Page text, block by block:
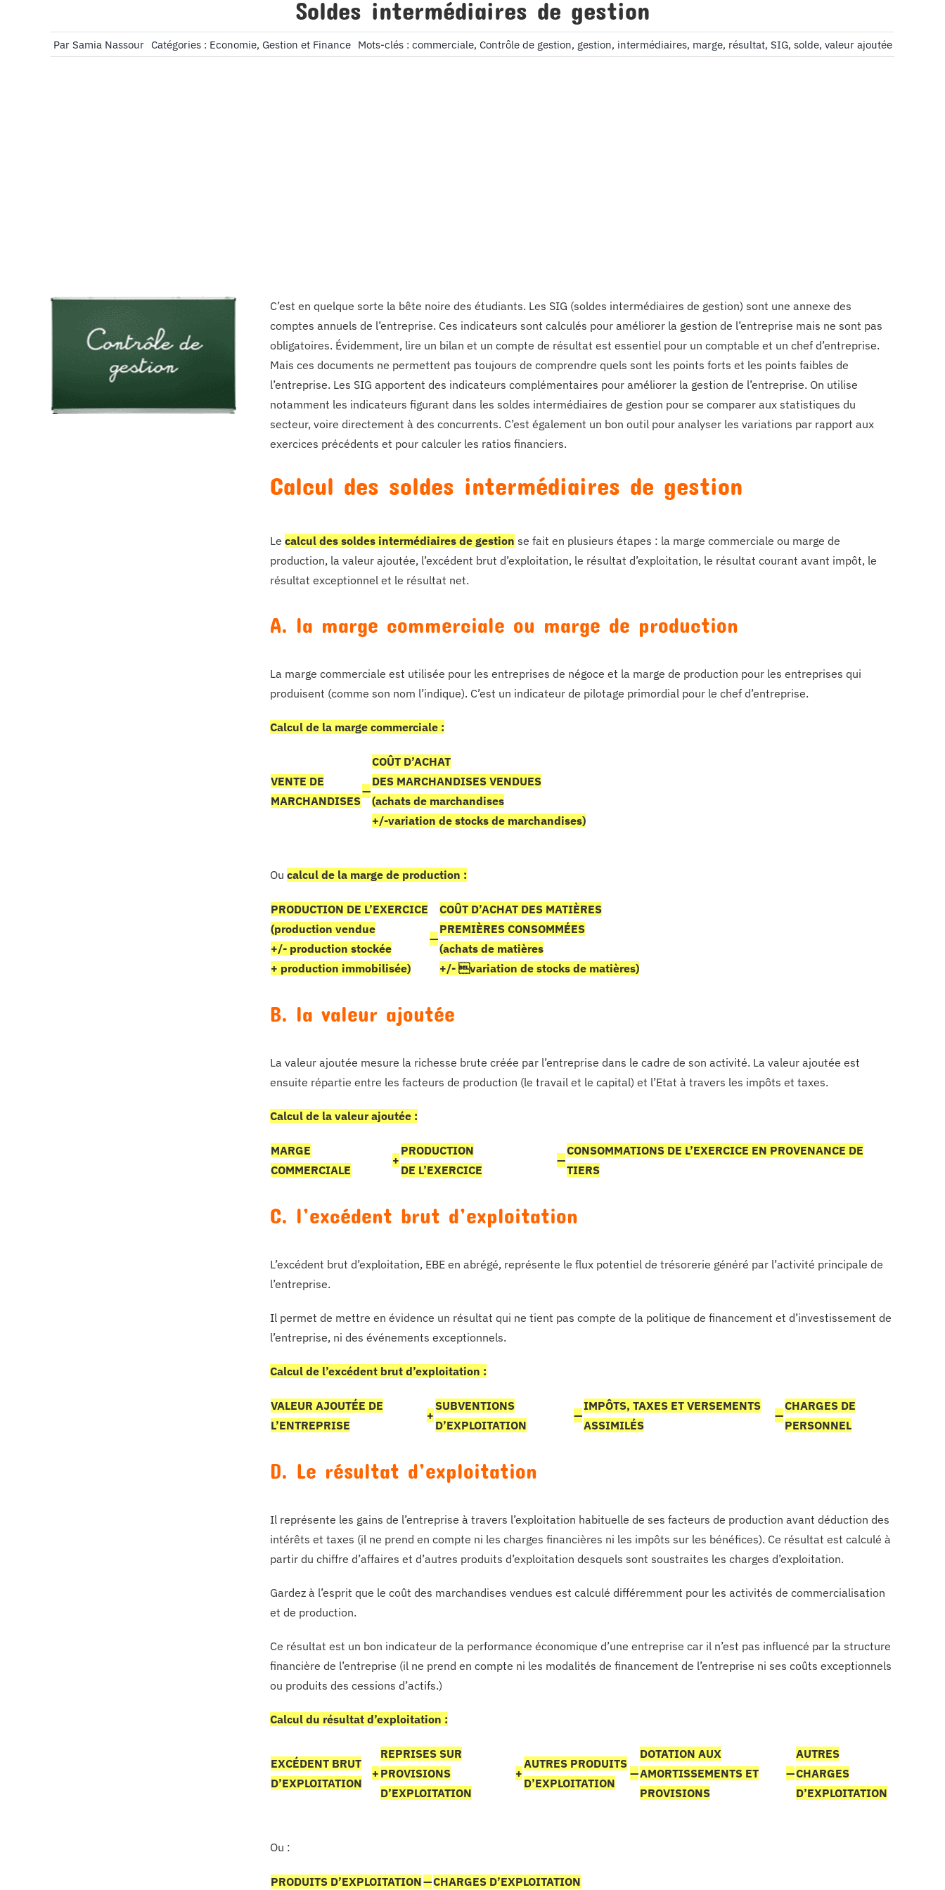
Soldes intermédiaires de gestion
Par Samia Nassour Catégories : Economie, Gestion et Finance Mots-clés : commerciale, Contrôle de gestion, gestion, intermédiaires, marge, résultat, SIG, solde, valeur ajoutée
C’est en quelque sorte la bête noire des étudiants. Les SIG (soldes intermédiaires de gestion) sont une annexe des
comptes annuels de l’entreprise. Ces indicateurs sont calculés pour améliorer la gestion de l’entreprise mais ne sont pas
obligatoires. Évidemment, lire un bilan et un compte de résultat est essentiel pour un comptable et un chef d’entreprise.
Mais ces documents ne permettent pas toujours de comprendre quels sont les points forts et les points faibles de
l’entreprise. Les SIG apportent des indicateurs complémentaires pour améliorer la gestion de l’entreprise. On utilise
notamment les indicateurs figurant dans les soldes intermédiaires de gestion pour se comparer aux statistiques du
secteur, voire directement à des concurrents. C’est également un bon outil pour analyser les variations par rapport aux
exercices précédents et pour calculer les ratios financiers.
Calcul des soldes intermédiaires de gestion
Le calcul des soldes intermédiaires de gestion se fait en plusieurs étapes : la marge commerciale ou marge de
production, la valeur ajoutée, l’excédent brut d’exploitation, le résultat d’exploitation, le résultat courant avant impôt, le
résultat exceptionnel et le résultat net.
A. la marge commerciale ou marge de production
La marge commerciale est utilisée pour les entreprises de négoce et la marge de production pour les entreprises qui
produisent (comme son nom l’indique). C’est un indicateur de pilotage primordial pour le chef d’entreprise.
Calcul de la marge commerciale :
VENTE DE
MARCHANDISES
—
COÛT D’ACHAT
DES MARCHANDISES VENDUES
(achats de marchandises
+/-variation de stocks de marchandises)
Ou calcul de la marge de production :
PRODUCTION DE L’EXERCICE
(production vendue
+/- production stockée
+ production immobilisée)
—
COÛT D’ACHAT DES MATIÈRES
PREMIÈRES CONSOMMÉES
(achats de matières
+/- variation de stocks de matières)
B. la valeur ajoutée
La valeur ajoutée mesure la richesse brute créée par l’entreprise dans le cadre de son activité. La valeur ajoutée est
ensuite répartie entre les facteurs de production (le travail et le capital) et l’Etat à travers les impôts et taxes.
Calcul de la valeur ajoutée :
MARGE
COMMERCIALE
+
PRODUCTION
DE L’EXERCICE
—
CONSOMMATIONS DE L’EXERCICE EN PROVENANCE DE
TIERS
C. l’excédent brut d’exploitation
L’excédent brut d’exploitation, EBE en abrégé, représente le flux potentiel de trésorerie généré par l’activité principale de
l’entreprise.
Il permet de mettre en évidence un résultat qui ne tient pas compte de la politique de financement et d’investissement de
l’entreprise, ni des événements exceptionnels.
Calcul de l’excédent brut d’exploitation :
VALEUR AJOUTÉE DE
L’ENTREPRISE
+
SUBVENTIONS
D’EXPLOITATION
—
IMPÔTS, TAXES ET VERSEMENTS
ASSIMILÉS
—
CHARGES DE
PERSONNEL
D. Le résultat d’exploitation
Il représente les gains de l’entreprise à travers l’exploitation habituelle de ses facteurs de production avant déduction des
intérêts et taxes (il ne prend en compte ni les charges financières ni les impôts sur les bénéfices). Ce résultat est calculé à
partir du chiffre d’affaires et d’autres produits d’exploitation desquels sont soustraites les charges d’exploitation.
Gardez à l’esprit que le coût des marchandises vendues est calculé différemment pour les activités de commercialisation
et de production.
Ce résultat est un bon indicateur de la performance économique d’une entreprise car il n’est pas influencé par la structure
financière de l’entreprise (il ne prend en compte ni les modalités de financement de l’entreprise ni ses coûts exceptionnels
ou produits des cessions d’actifs.)
Calcul du résultat d’exploitation :
EXCÉDENT BRUT
D’EXPLOITATION
+
REPRISES SUR
PROVISIONS
D’EXPLOITATION
+
AUTRES PRODUITS
D’EXPLOITATION
—
DOTATION AUX
AMORTISSEMENTS ET
PROVISIONS
—
AUTRES
CHARGES
D’EXPLOITATION
Ou :
PRODUITS D’EXPLOITATION—CHARGES D’EXPLOITATION